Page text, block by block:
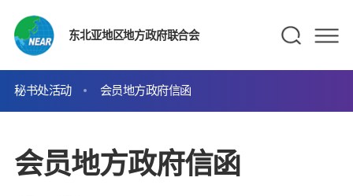
东北亚地区地方政府联合会
秘书处活动 会员地方政府信函
会员地方政府信函